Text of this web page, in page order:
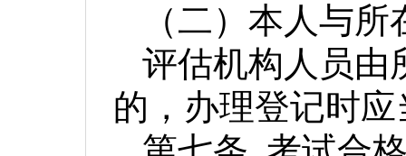
（二）本人与
评估机构人员由
的，办理登记时